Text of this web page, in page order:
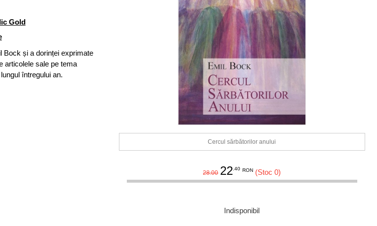
Gold
Bock și a dorinței exprimate
articolele sale pe tema
întregului an.
Cercul sărbătorilor anului
28.00 22 .40 RON (Stoc 0)
Indisponibil